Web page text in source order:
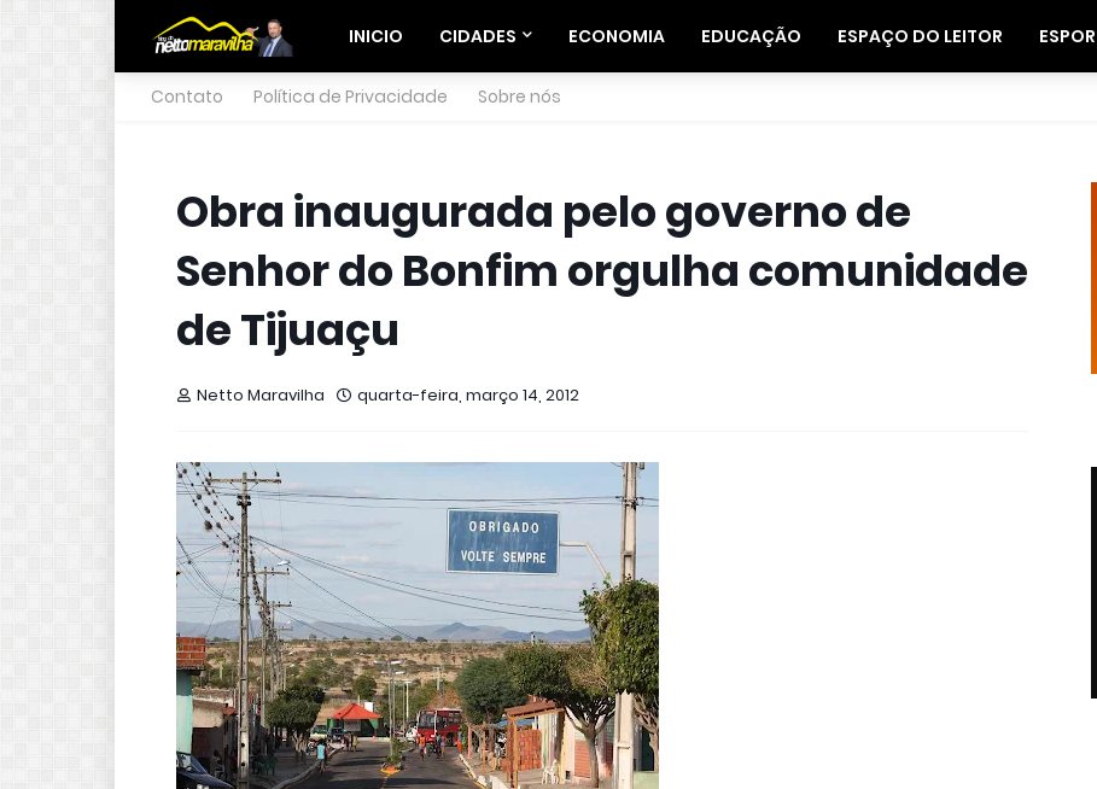
INICIO CIDADES ECONOMIA EDUCAÇÃO ESPAÇO DO LEITOR
Contato Política de Privacidade Sobre nós
Obra inaugurada pelo governo de
Senhor do Bonfim orgulha comunidade
de Tijuaçu
Netto Maravilha quarta-feira, março 14, 2012